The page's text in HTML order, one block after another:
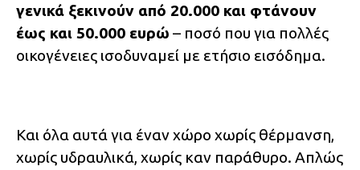
γενικά ξεκινούν από 20.000 και φτάνουν
έως και 50.000 ευρώ – ποσό που για πολλές
οικογένειες ισοδυναμεί με ετήσιο εισόδημα.
Και όλα αυτά για έναν χώρο χωρίς θέρμανση,
χωρίς υδραυλικά, χωρίς καν παράθυρο. Απλώς